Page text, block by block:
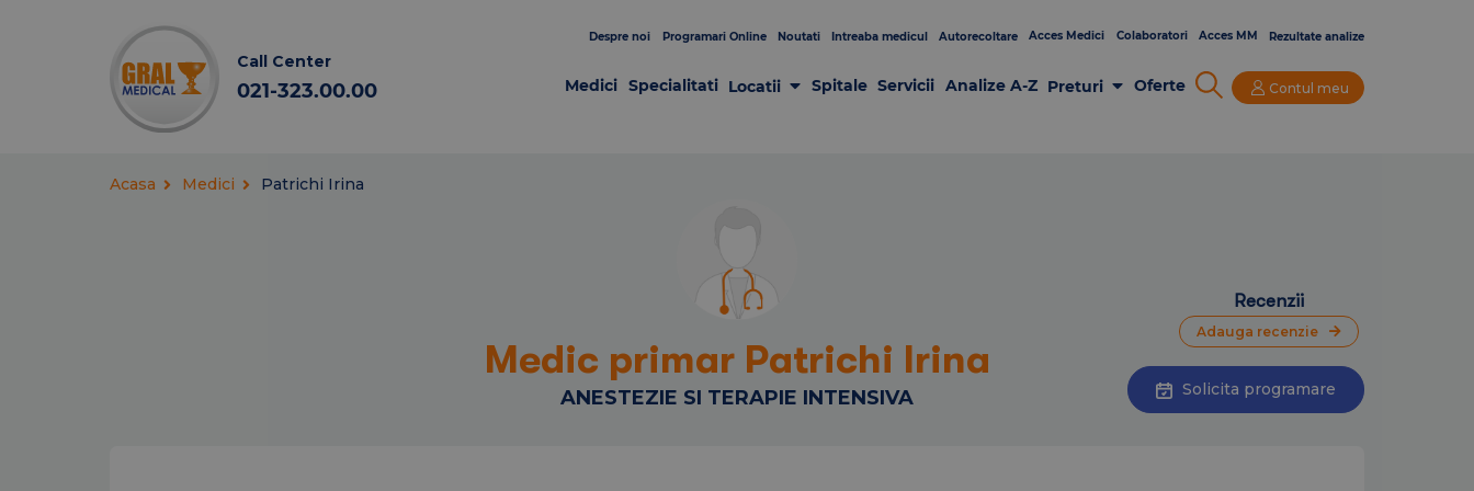
Call Center
021-323.00.00
Despre noi Programari Online Noutati Intreaba medicul Autorecoltare Acces Medici Colaboratori Acces MM Rezultate analize
Medici Specialitati Locatii Spitale Servicii Analize A-Z Preturi Oferte Contul meu
Acasa Medici Patrichi Irina
Medic primar Patrichi Irina
ANESTEZIE SI TERAPIE INTENSIVA Solicita programare
Recenzii
Adauga recenzie